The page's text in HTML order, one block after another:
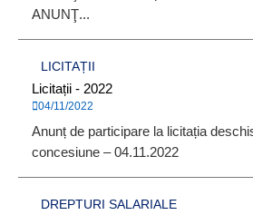
ANUNŢ...
LICITAȚII
Licitații - 2022
04/11/2022
Anunț de participare la licitația
concesiune – 04.11.2022
DREPTURI SALARIALE